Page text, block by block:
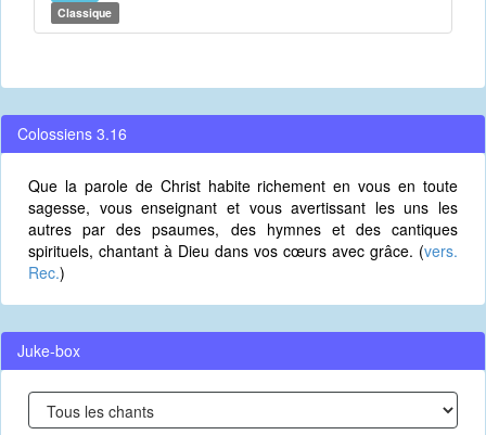
Classique
Colossiens 3.16
Que la parole de Christ habite richement en vous en toute
sagesse, vous enseignant et vous avertissant les uns les
autres par des psaumes, des hymnes et des cantiques
spirituels, chantant à Dieu dans vos cœurs avec grâce. (vers.
Rec.)
Juke-box